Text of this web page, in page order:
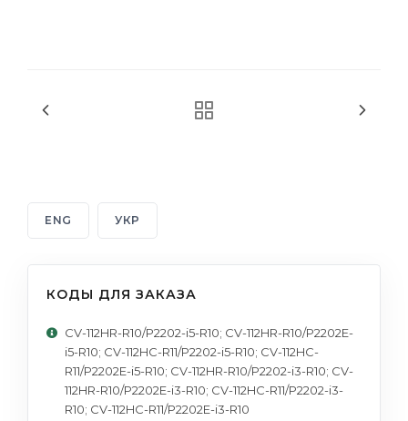
ENG УКР
КОДЫ ДЛЯ ЗАКАЗА
CV-112HR-R10/P2202-i5-R10; CV-112HR-R10/P2202E-
i5-R10; CV-112HC-R11/P2202-i5-R10; CV-112HC-
R11/P2202E-i5-R10; CV-112HR-R10/P2202-i3-R10; CV-
112HR-R10/P2202E-i3-R10; CV-112HC-R11/P2202-i3-
R10; CV-112HC-R11/P2202E-i3-R10